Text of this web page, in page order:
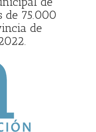
de 75.000
de